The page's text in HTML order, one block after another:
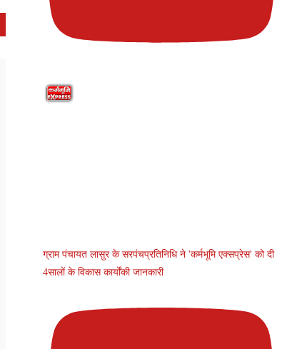
ग्राम पंचायत लासुर के सरपंचप्रतिनिधि ने 'कर्मभूमि एक्सप्रेस' को दी
4सालों के विकास कार्योंकी जानकारी